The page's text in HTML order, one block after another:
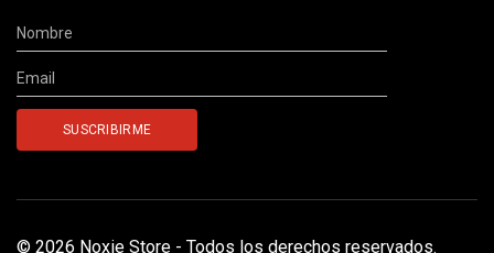
© 2026 Noxie Store - Todos los derechos reservados.